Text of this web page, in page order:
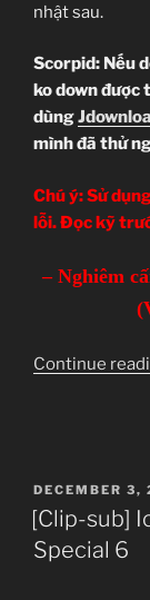
nhật sau.
Scorpid: Nếu
ko down được
dùng
mình đã thử
Chú ý: Sử
lỗi. Đọc kỹ
– Nghiêm
Continue
POSTED
ON
DECEMBER 3,
[Clip-sub]
Special 6